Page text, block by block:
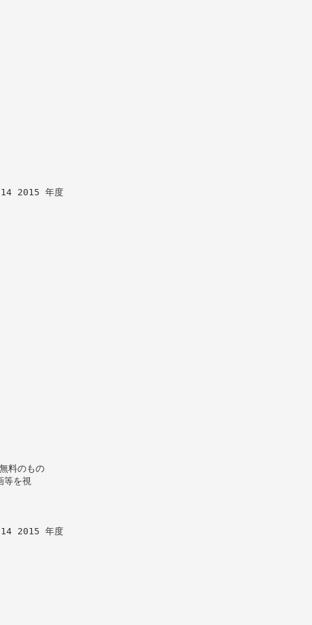
2015 年度
料のもの
等を視
2015 年度